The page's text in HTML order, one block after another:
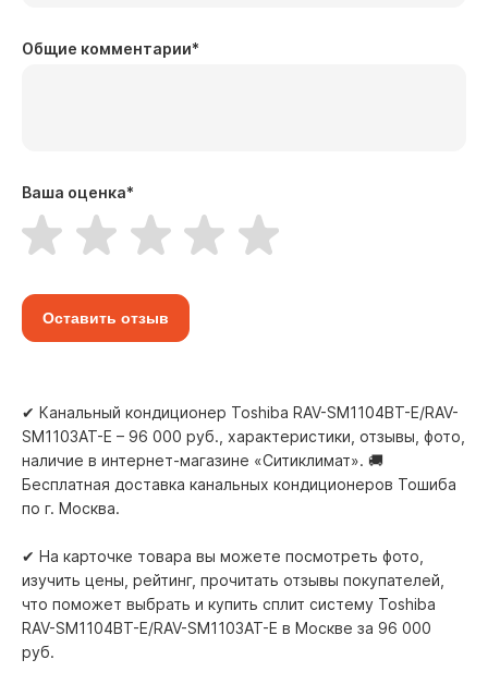
Общие комментарии*
Ваша оценка*
Оставить отзыв
✔ Канальный кондиционер Toshiba RAV-SM1104BT-E/RAV-
SM1103AT-E – 96 000 руб., характеристики, отзывы, фото,
наличие в интернет-магазине «Ситиклимат». 🚚
Бесплатная доставка канальных кондиционеров Тошиба
по г. Москва.
✔ На карточке товара вы можете посмотреть фото,
изучить цены, рейтинг, прочитать отзывы покупателей,
что поможет выбрать и купить сплит систему Toshiba
RAV-SM1104BT-E/RAV-SM1103AT-E в Москве за 96 000
pуб.